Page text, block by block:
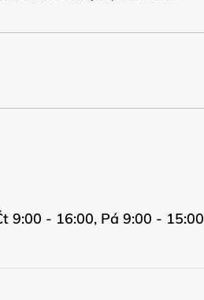
9:00 - 16:00, Pá 9:00 - 15:00